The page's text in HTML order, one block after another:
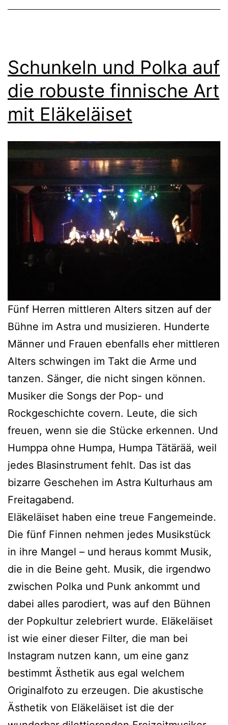
Schunkeln und Polka auf
die robuste finnische Art
mit Eläkeläiset
Fünf Herren mittleren Alters sitzen auf der
Bühne im Astra und musizieren. Hunderte
Männer und Frauen ebenfalls eher mittleren
Alters schwingen im Takt die Arme und
tanzen. Sänger, die nicht singen können.
Musiker die Songs der Pop- und
Rockgeschichte covern. Leute, die sich
freuen, wenn sie die Stücke erkennen. Und
Humppa ohne Humpa, Humpa Tätärää, weil
jedes Blasinstrument fehlt. Das ist das
bizarre Geschehen im Astra Kulturhaus am
Freitagabend.
Eläkeläiset haben eine treue Fangemeinde.
Die fünf Finnen nehmen jedes Musikstück
in ihre Mangel – und heraus kommt Musik,
die in die Beine geht. Musik, die irgendwo
zwischen Polka und Punk ankommt und
dabei alles parodiert, was auf den Bühnen
der Popkultur zelebriert wurde. Eläkeläiset
ist wie einer dieser Filter, die man bei
Instagram nutzen kann, um eine ganz
bestimmt Ästhetik aus egal welchem
Originalfoto zu erzeugen. Die akustische
Ästhetik von Eläkeläiset ist die der